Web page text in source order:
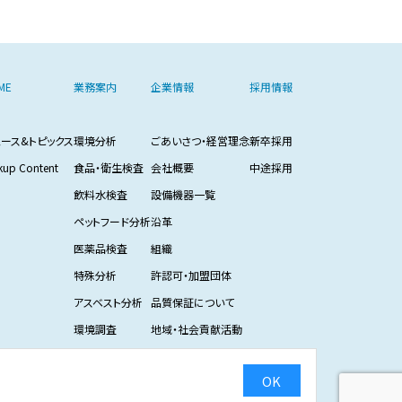
OK
ス&トピックス
Content
業務案内
環境分析
食品・衛生検査
飲料水検査
ペットフード分析
医薬品検査
特殊分析
アスベスト分析
環境調査
企業情報
ごあいさつ・経営理念
会社概要
設備機器一覧
沿革
組織
許認可・加盟団体
品質保証について
地域・社会貢献活動
採用情報
新卒採用
中途採用